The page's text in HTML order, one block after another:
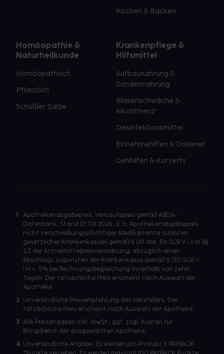
Kochen & Backen
Homöopathie &
Naturheilkunde
Homöopathisch
Pflanzlich
Schüßler Salze
Krankenpflege &
Hilfsmittel
Aufbaunahrung &
Sondennahrung
Blasenschwäche &
Inkontinenz
Desinfektionsmittel
Einnehmehilfen & Dosierer
Gehhilfen & Korsetts
1
Apothekenabgabepreis: Verkaufspreis gemäß ABDA-
Datenbank, Stand 01.08.2026, d. h. Apothekenabgabepreis
nicht verschreibungspflichtiger Medikamente zulasten
gesetzlicher Krankenkassen gemäß § 129 Abs. 5a SGB V i.V.m §§
2,3 der Arzneimittelpreisverordnung, abzüglich eines
Abschlags zugunsten der Krankenkasse gemäß § 130 SGB V
i.H.v. 5% bei Rechnungsbegleichung innerhalb von zehn
Tagen. Der tatsächliche Preis erscheint nach Auswahl der
Apotheke.
2 Unverbindliche Preisempfehlung des Herstellers. Der
tatsächliche Preis erscheint nach Auswahl der Apotheke.
3 Alle Preisangaben inkl. MwSt., ggf. zzgl. Kosten für
Bringdienst der ausgewählten Apotheke.
4 Unverbindliche Angabe. Es werden pro Produkt 5 PAYBACK